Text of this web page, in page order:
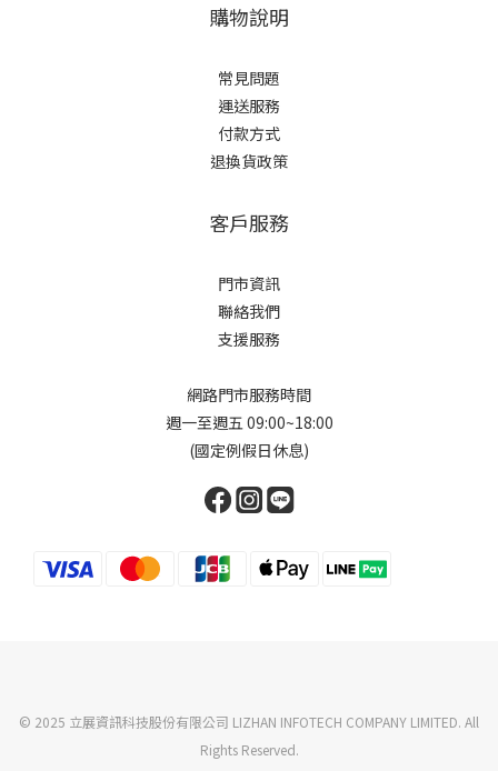
購物說明
常見問題
運送服務
付款方式
退換貨政策
客戶服務
門市資訊
聯絡我們
支援服務
網路門市服務時間
週一至週五 09:00~18:00
(國定例假日休息)
© 2025 立展資訊科技股份有限公司 LIZHAN INFOTECH COMPANY LIMITED. All
Rights Reserved.